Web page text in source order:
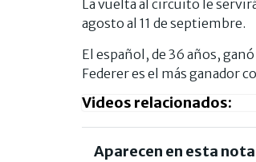
La vuelta al circuito le
agosto al 11 de septiembre.
El español, de 36 años,
Federer es el más ganador
Videos relacionados:
Aparecen en esta